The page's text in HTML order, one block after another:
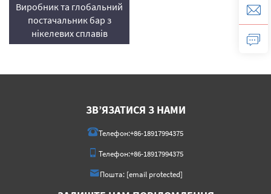
Виробник та глобальний
постачальник бар з
нікелевих сплавів
ЗВ’ЯЗАТИСЯ З НАМИ
Телефон:+86-18917994375
Телефон:+86-18917994375
Пошта: [email protected]